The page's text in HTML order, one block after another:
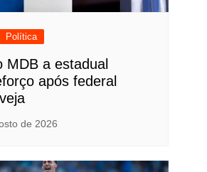
Política
MDB a estadual
após federal
de 2026